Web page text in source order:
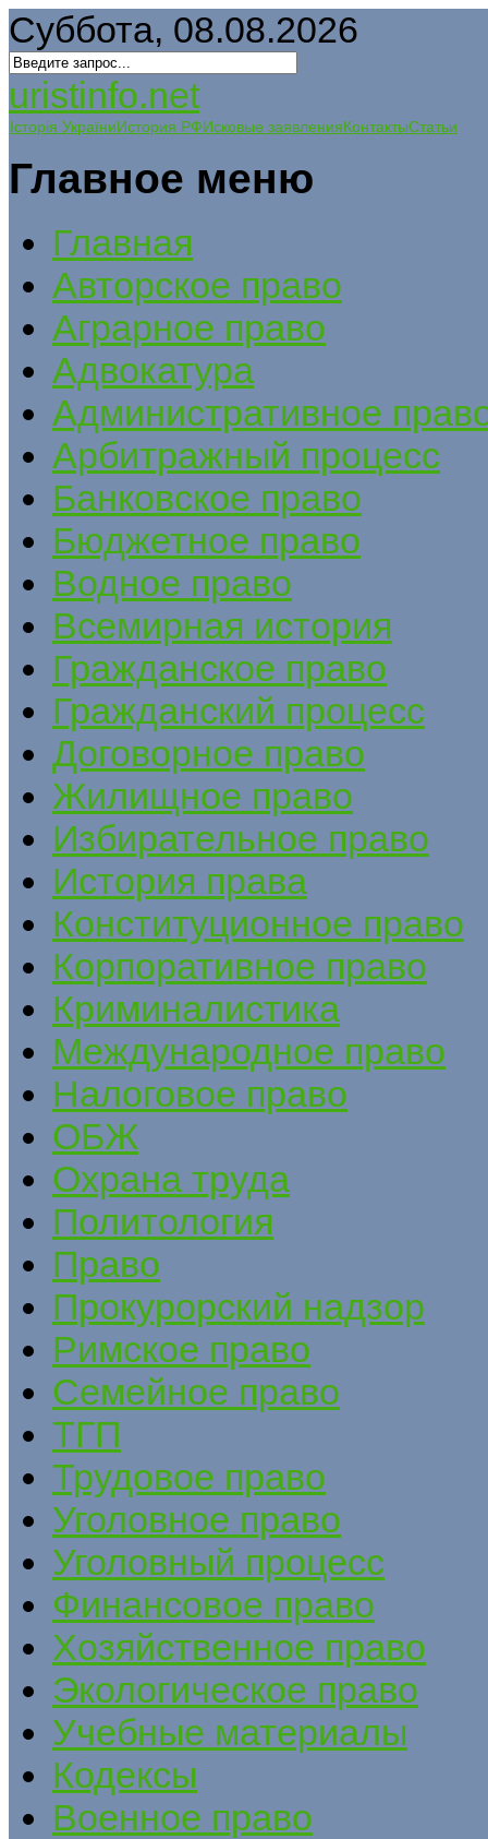
Суббота, 08.08.2026
uristinfo.net
Історія УкраїниИстория РФИсковые заявленияКонтактыСтатьи
Главное меню
Главная
Авторское право
Аграрное право
Адвокатура
Административное
Арбитражный процесс
Банковское право
Бюджетное право
Водное право
Всемирная история
Гражданское право
Гражданский процесс
Договорное право
Жилищное право
Избирательное право
История права
Конституционное право
Корпоративное право
Криминалистика
Международное право
Налоговое право
ОБЖ
Охрана труда
Политология
Право
Прокурорский надзор
Римское право
Семейное право
ТГП
Трудовое право
Уголовное право
Уголовный процесс
Финансовое право
Хозяйственное право
Экологическое право
Учебные материалы
Кодексы
Военное право